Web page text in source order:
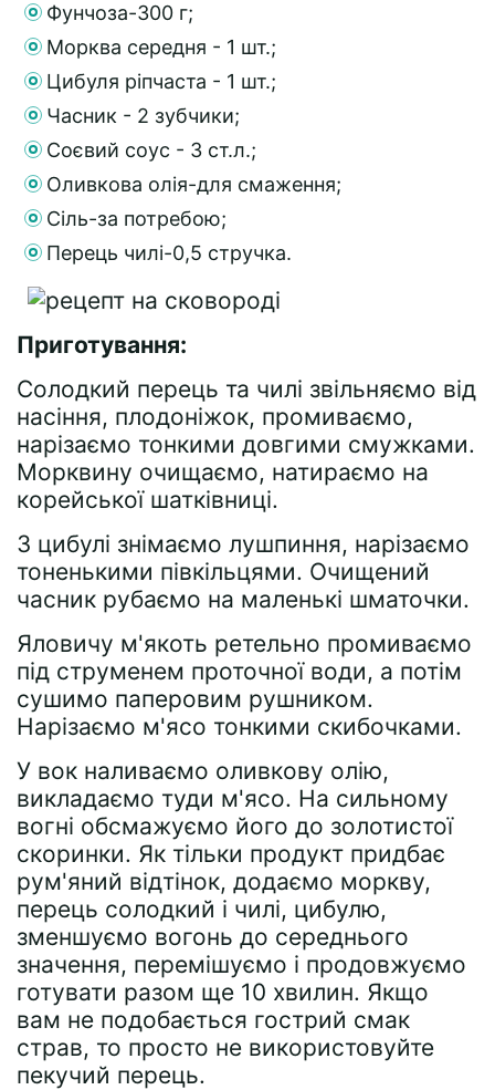
Фунчоза-300 г;
Морква середня - 1 шт.;
Цибуля ріпчаста - 1 шт.;
Часник - 2 зубчики;
Соєвий соус - 3 ст.л.;
Оливкова олія-для смаження;
Сіль-за потребою;
Перець чилі-0,5 стручка.
Приготування:
Солодкий перець та чилі звільняємо від
насіння, плодоніжок, промиваємо,
нарізаємо тонкими довгими смужками.
Морквину очищаємо, натираємо на
корейської шатківниці.
З цибулі знімаємо лушпиння, нарізаємо
тоненькими півкільцями. Очищений
часник рубаємо на маленькі шматочки.
Яловичу м'якоть ретельно промиваємо
під струменем проточної води, а потім
сушимо паперовим рушником.
Нарізаємо м'ясо тонкими скибочками.
У вок наливаємо оливкову олію,
викладаємо туди м'ясо. На сильному
вогні обсмажуємо його до золотистої
скоринки. Як тільки продукт придбає
рум'яний відтінок, додаємо моркву,
перець солодкий і чилі, цибулю,
зменшуємо вогонь до середнього
значення, перемішуємо і продовжуємо
готувати разом ще 10 хвилин. Якщо
вам не подобається гострий смак
страв, то просто не використовуйте
пекучий перець.